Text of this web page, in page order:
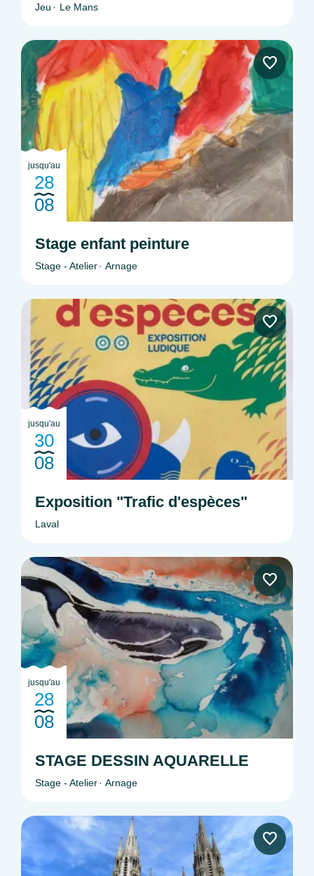
Jeu Le Mans
jusqu'au
28
08
Stage enfant peinture
Stage - Atelier Arnage
jusqu'au
30
08
Exposition "Trafic d'espèces"
Laval
jusqu'au
28
08
STAGE DESSIN AQUARELLE
Stage - Atelier Arnage